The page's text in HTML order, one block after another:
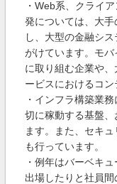
・Web系、クライ
発については、大
し、大型の金融シ
がけています。モ
に取り組む企業や
ービスにおけるコン
・インフラ構築業
切に稼動する基盤
ます。また、セキ
も行っています。
・例年はバーベキ
出場したりと社員